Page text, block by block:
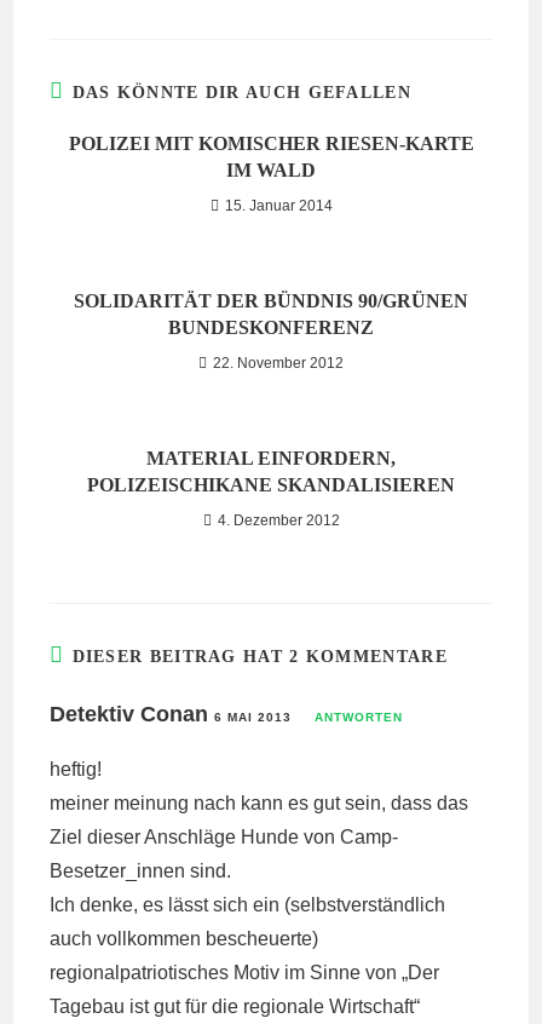
DAS KÖNNTE DIR AUCH GEFALLEN
POLIZEI MIT KOMISCHER RIESEN-KARTE
IM WALD
15. Januar 2014
SOLIDARITÄT DER BÜNDNIS 90/GRÜNEN
BUNDESKONFERENZ
22. November 2012
MATERIAL EINFORDERN,
POLIZEISCHIKANE SKANDALISIEREN
4. Dezember 2012
DIESER BEITRAG HAT 2 KOMMENTARE
Detektiv Conan6 MAI 2013 ANTWORTEN
heftig!
meiner meinung nach kann es gut sein, dass das
Ziel dieser Anschläge Hunde von Camp-
Besetzer_innen sind.
Ich denke, es lässt sich ein (selbstverständlich
auch vollkommen bescheuerte)
regionalpatriotisches Motiv im Sinne von „Der
Tagebau ist gut für die regionale Wirtschaft“